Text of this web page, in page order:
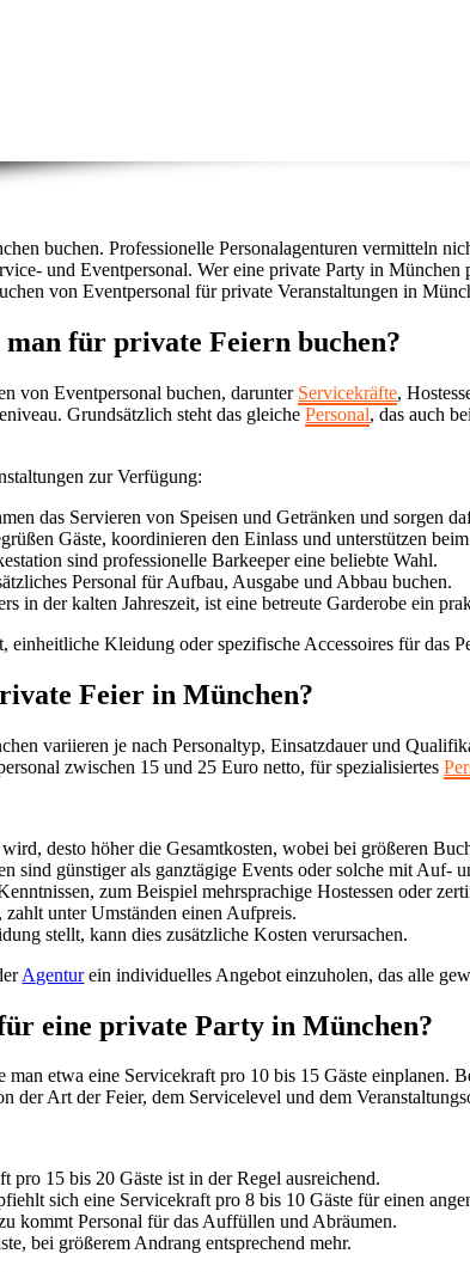
buchen. Professionelle Personalagenturen vermitteln
und Eventpersonal. Wer eine private Party in
von Eventpersonal für private Veranstaltungen in
für private Feiern buchen?
von Eventpersonal buchen, darunter Servicekräfte,
Grundsätzlich steht das gleichePersonal, das auch
zur Verfügung:
das Servieren von Speisen und Getränken und sorgen
Gäste, koordinieren den Einlass und unterstützen
sind professionelle Barkeeper eine beliebte Wahl.
Personal für Aufbau, Ausgabe und Abbau buchen.
in der kalten Jahreszeit, ist eine betreute Garderobe ein
Kleidung oder spezifische Accessoires für das
Feier in München?
variieren je nach Personaltyp, Einsatzdauer und
zwischen 15 und 25 Euro netto, für spezialisiertes
desto höher die Gesamtkosten, wobei bei größeren
sind günstiger als ganztägige Events oder solche mit Auf-
zum Beispiel mehrsprachige Hostessen oder
unter Umständen einen Aufpreis.
stellt, kann dies zusätzliche Kosten verursachen.
Agenturein individuelles Angebot einzuholen, das alle
eine private Party in München?
etwa eine Servicekraft pro 10 bis 15 Gäste einplanen.
der Art der Feier, dem Servicelevel und dem
pro 15 bis 20 Gäste ist in der Regel ausreichend.
sich eine Servicekraft pro 8 bis 10 Gäste für einen
kommt Personal für das Auffüllen und Abräumen.
bei größerem Andrang entsprechend mehr.